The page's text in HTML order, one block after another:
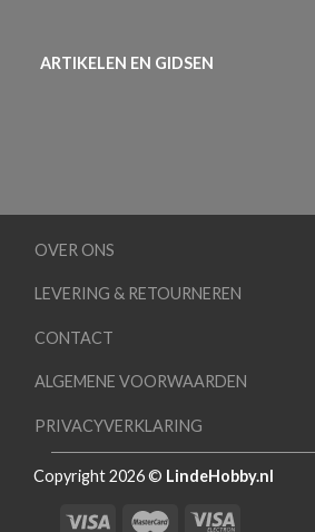
ARTIKELEN EN GIDSEN
OVER ONS
LEVERING & RETOURNEREN
CONTACT
ALGEMENE VOORWAARDEN
PRIVACYVERKLARING
Copyright 2026 © LindeHobby.nl